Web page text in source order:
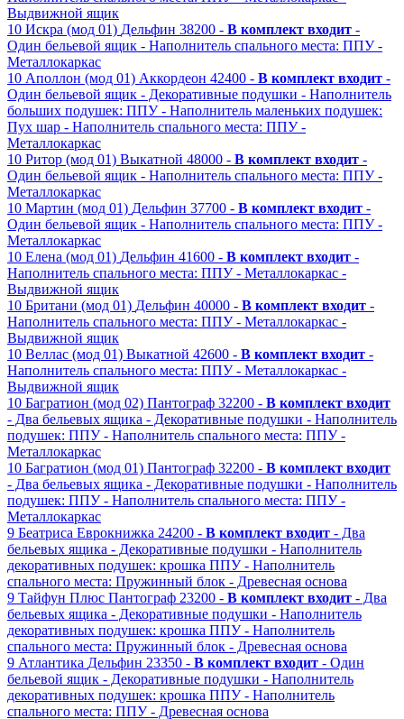
Выдвижной ящик
10 Искра (мод 01) Дельфин 38200 - В комплект входит -
Один бельевой ящик - Наполнитель спального места: ППУ -
Металлокаркас
10 Аполлон (мод 01) Аккордеон 42400 - В комплект входит -
Один бельевой ящик - Декоративные подушки - Наполнитель
больших подушек: ППУ - Наполнитель маленьких подушек:
Пух шар - Наполнитель спального места: ППУ -
Металлокаркас
10 Ритор (мод 01) Выкатной 48000 - В комплект входит -
Один бельевой ящик - Наполнитель спального места: ППУ -
Металлокаркас
10 Мартин (мод 01) Дельфин 37700 - В комплект входит -
Один бельевой ящик - Наполнитель спального места: ППУ -
Металлокаркас
10 Елена (мод 01) Дельфин 41600 - В комплект входит -
Наполнитель спального места: ППУ - Металлокаркас -
Выдвижной ящик
10 Британи (мод 01) Дельфин 40000 - В комплект входит -
Наполнитель спального места: ППУ - Металлокаркас -
Выдвижной ящик
10 Веллас (мод 01) Выкатной 42600 - В комплект входит -
Наполнитель спального места: ППУ - Металлокаркас -
Выдвижной ящик
10 Багратион (мод 02) Пантограф 32200 - В комплект входит
- Два бельевых ящика - Декоративные подушки - Наполнитель
подушек: ППУ - Наполнитель спального места: ППУ -
Металлокаркас
10 Багратион (мод 01) Пантограф 32200 - В комплект входит
- Два бельевых ящика - Декоративные подушки - Наполнитель
подушек: ППУ - Наполнитель спального места: ППУ -
Металлокаркас
9 Беатриса Еврокнижка 24200 - В комплект входит - Два
бельевых ящика - Декоративные подушки - Наполнитель
декоративных подушек: крошка ППУ - Наполнитель
спального места: Пружинный блок - Древесная основа
9 Тайфун Плюс Пантограф 23200 - В комплект входит - Два
бельевых ящика - Декоративные подушки - Наполнитель
декоративных подушек: крошка ППУ - Наполнитель
спального места: Пружинный блок - Древесная основа
9 Атлантика Дельфин 23350 - В комплект входит - Один
бельевой ящик - Декоративные подушки - Наполнитель
декоративных подушек: крошка ППУ - Наполнитель
спального места: ППУ - Древесная основа